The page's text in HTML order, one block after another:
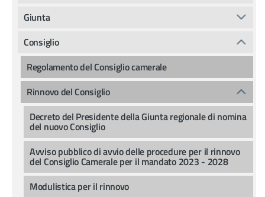
Giunta
Consiglio
Regolamento del Consiglio camerale
Rinnovo del Consiglio
Decreto del Presidente della Giunta regionale di nomina
del nuovo Consiglio
Avviso pubblico di avvio delle procedure per il rinnovo
del Consiglio Camerale per il mandato 2023 - 2028
Modulistica per il rinnovo